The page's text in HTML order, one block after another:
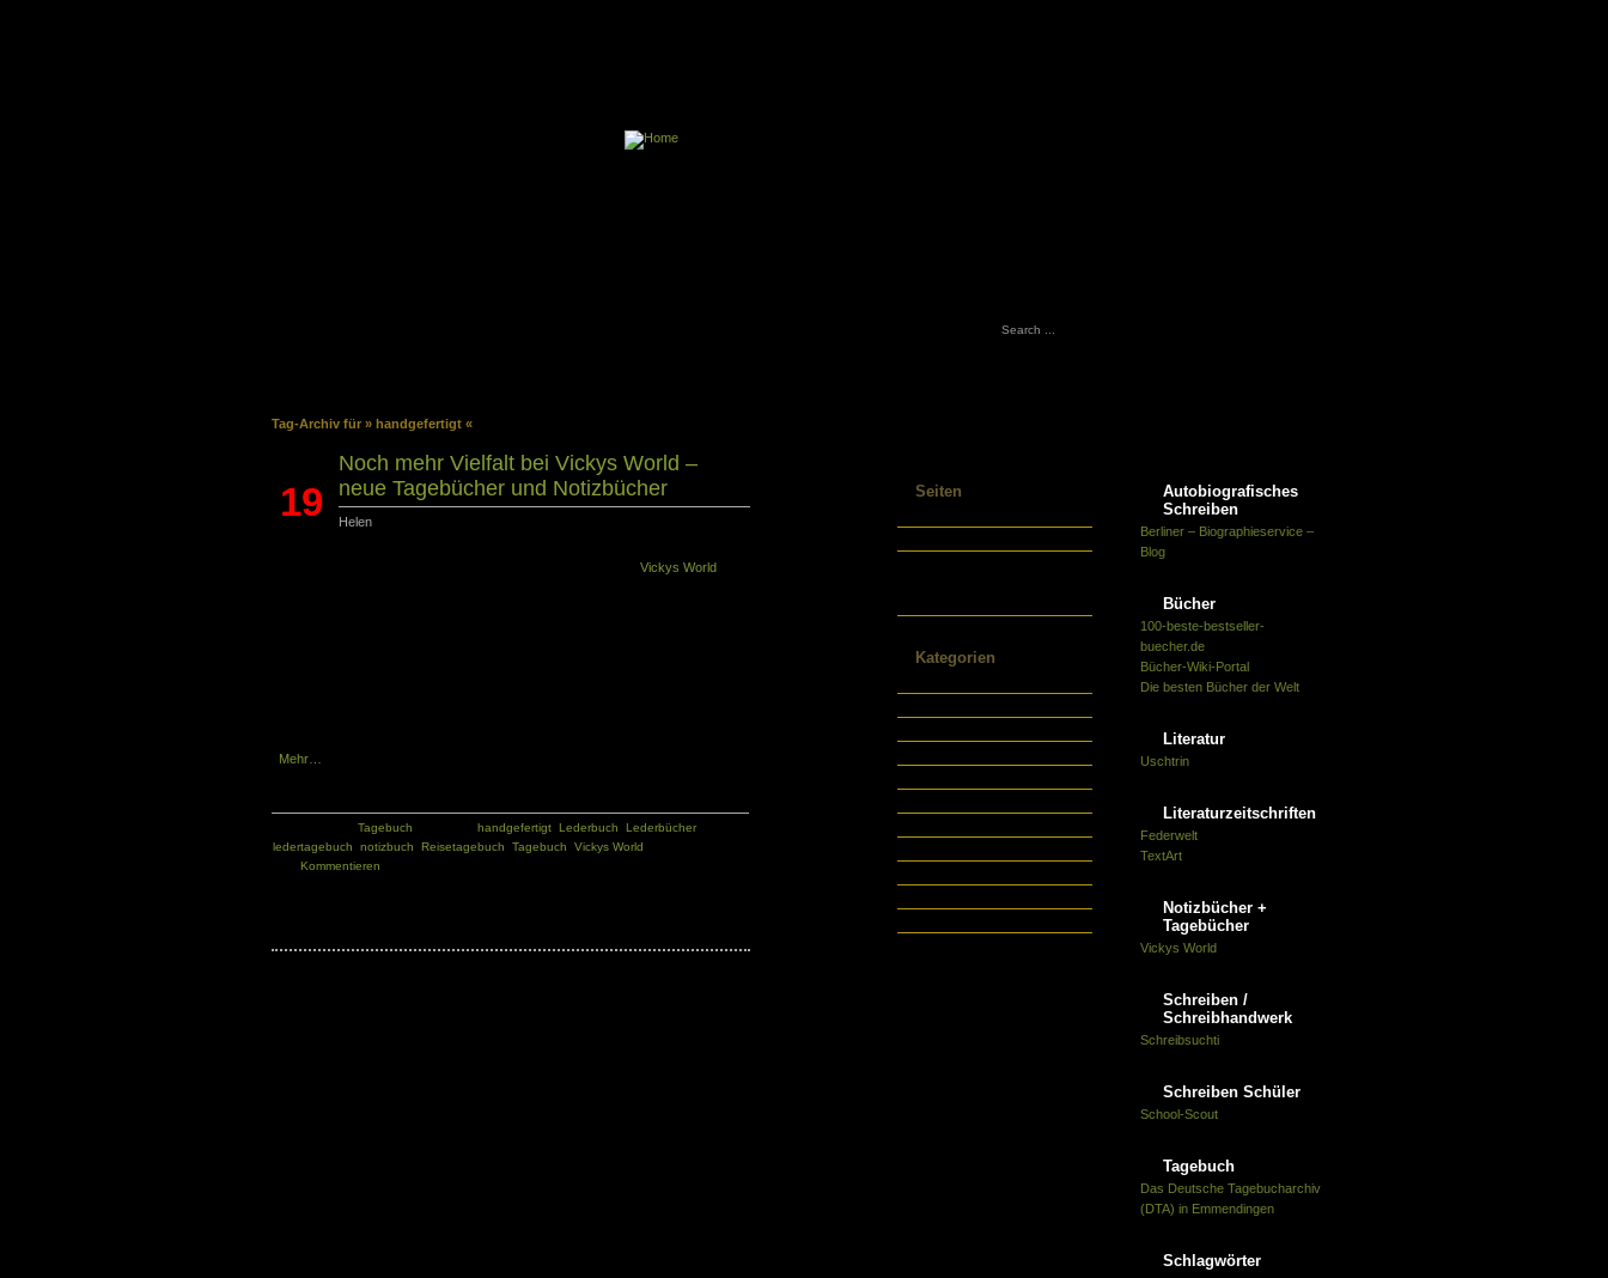
Tag-Archiv für » handgefertigt «
19
Noch mehr Vielfalt bei Vickys World –
neue Tagebücher und Notizbücher
Helen
Vickys World
Mehr…
Tagebuch handgefertigt Lederbuch Lederbücher,
ledertagebuch
notizbuch Reisetagebuch Tagebuch
Vickys World
Kommentieren
Seiten
Kategorien
Autobiografisches
Schreiben
Berliner – Biographieservice –
Blog
Bücher
100-beste-bestseller-
buecher.de
Bücher-Wiki-Portal
Die besten Bücher der Welt
Literatur
Uschtrin
Literaturzeitschriften
Federwelt
TextArt
Notizbücher +
Tagebücher
Vickys World
Schreiben /
Schreibhandwerk
Schreibsuchti
Schreiben Schüler
School-Scout
Tagebuch
Das Deutsche Tagebucharchiv
(DTA) in Emmendingen
Schlagwörter